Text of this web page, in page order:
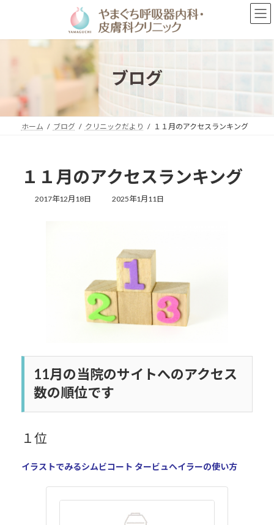
ン
プ
ー
動
ブログ
ホーム ブログ クリニックだより １１月のアクセスランキング
１１月のアクセスランキング
2017年12月18日
最
時
2025年1月11日
11月の当院のサイトへのアクセス
数の順位です
１位
イラストでみるシムビコート タービュヘイラーの使い方